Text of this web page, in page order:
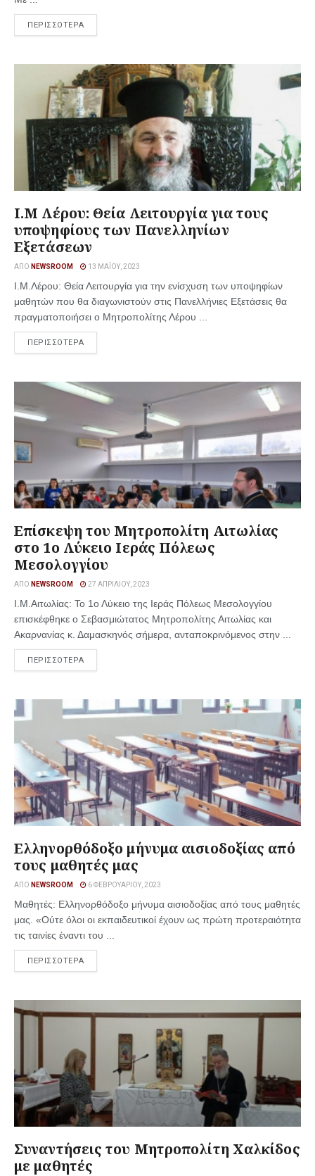
ΠΕΡΙΣΣΟΤΕΡΑ
Ι.Μ Λέρου: Θεία Λειτουργία για τους
υποψηφίους των Πανελληνίων
Εξετάσεων
ΑΠΌ NEWSROOM 13 ΜΑΪ́ΟΥ, 2023
Ι.Μ.Λέρου: Θεία Λειτουργία για την ενίσχυση των υποψηφίων
μαθητών που θα διαγωνιστούν στις Πανελλήνιες Εξετάσεις θα
πραγματοποιήσει ο Μητροπολίτης Λέρου ...
ΠΕΡΙΣΣΟΤΕΡΑ
Επίσκεψη του Μητροπολίτη Αιτωλίας
στο 1ο Λύκειο Ιεράς Πόλεως
Μεσολογγίου
ΑΠΌ NEWSROOM 27 ΑΠΡΙΛΊΟΥ, 2023
Ι.Μ.Αιτωλίας: Το 1ο Λύκειο της Ιεράς Πόλεως Μεσολογγίου
επισκέφθηκε ο Σεβασμιώτατος Μητροπολίτης Αιτωλίας και
Ακαρνανίας κ. Δαμασκηνός σήμερα, ανταποκρινόμενος στην ...
ΠΕΡΙΣΣΟΤΕΡΑ
Ελληνορθόδοξο μήνυμα αισιοδοξίας από
τους μαθητές μας
ΑΠΌ NEWSROOM 6 ΦΕΒΡΟΥΑΡΊΟΥ, 2023
Μαθητές: Ελληνορθόδοξο μήνυμα αισιοδοξίας από τους μαθητές
μας. «Ούτε όλοι οι εκπαιδευτικοί έχουν ως πρώτη προτεραιότητα
τις ταινίες έναντι του ...
ΠΕΡΙΣΣΟΤΕΡΑ
Συναντήσεις του Μητροπολίτη Χαλκίδος
με μαθητές